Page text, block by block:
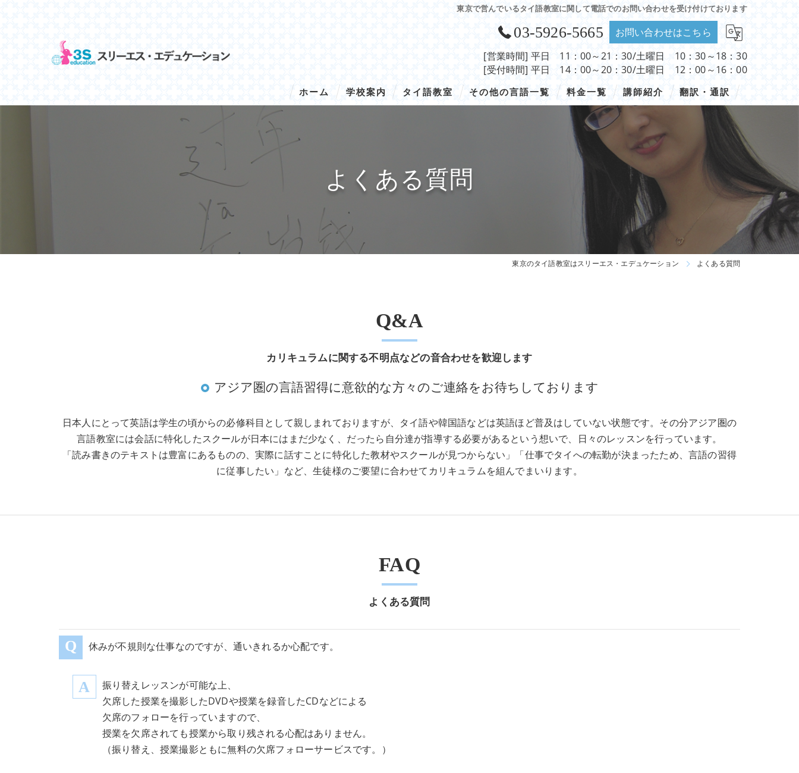
東京で営んでいるタイ語教室に関して電話でのお問い合わせを受け付けております
03-5926-5665
お問い合わせはこちら
[営業時間] 平日 11：00～21：30/土曜日 10：30～18：30
[受付時間] 平日 14：00～20：30/土曜日 12：00～16：00
ホーム 学校案内
アクセス
タイ語教室
タイ語／コース・料金
タイ語／翻訳・通訳
タイ語／ドラマクラス【新規開校】
その他の言語一覧 料金一覧 講師紹介 翻訳・通訳
よくある質問
東京のタイ語教室はスリーエス・エデュケーション よくある質問
カリキュラムに関する不明点などの音合わせを歓迎します
Q&A
アジア圏の言語習得に意欲的な方々のご連絡をお待ちしております
日本人にとって英語は学生の頃からの必修科目として親しまれておりますが、タイ語や韓国語などは英語ほど普及はしていない状態です。その分アジア圏の
言語教室には会話に特化したスクールが日本にはまだ少なく、だったら自分達が指導する必要があるという想いで、日々のレッスンを行っています。
「読み書きのテキストは豊富にあるものの、実際に話すことに特化した教材やスクールが見つからない」「仕事でタイへの転勤が決まったため、言語の習得
に従事したい」など、生徒様のご要望に合わせてカリキュラムを組んでまいります。
よくある質問
FAQ
休みが不規則な仕事なのですが、通いきれるか心配です。
振り替えレッスンが可能な上、
欠席した授業を撮影したDVDや授業を録音したCDなどによる
欠席のフォローを行っていますので、
授業を欠席されても授業から取り残される心配はありません。
（振り替え、授業撮影ともに無料の欠席フォローサービスです。）